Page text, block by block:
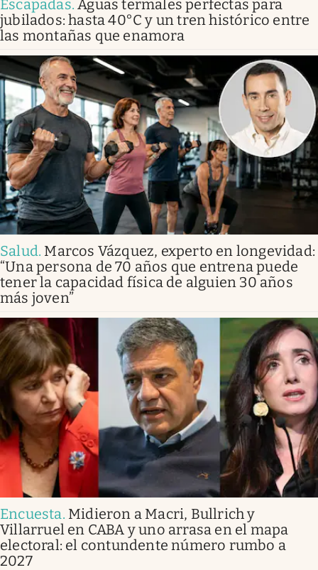
Escapadas. Aguas termales perfectas para
jubilados: hasta 40°C y un tren histórico entre
las montañas que enamora
Salud. Marcos Vázquez, experto en longevidad:
“Una persona de 70 años que entrena puede
tener la capacidad física de alguien 30 años
más joven”
Encuesta. Midieron a Macri, Bullrich y
Villarruel en CABA y uno arrasa en el mapa
electoral: el contundente número rumbo a
2027